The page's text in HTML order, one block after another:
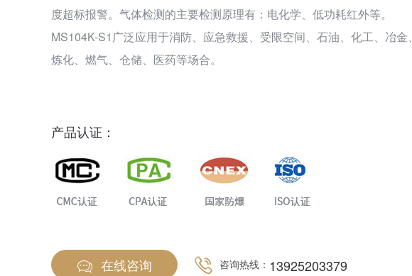
度超标报警。气体检测的主要检测原理有：电化学、低功耗红外等。
MS104K-S1广泛应用于消防、应急救援、受限空间、石油、化工、冶金、
炼化、燃气、仓储、医药等场合。
产品认证：
在线咨询 咨询热线： 13925203379